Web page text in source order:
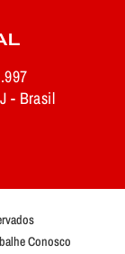
- Brasil
Conosco